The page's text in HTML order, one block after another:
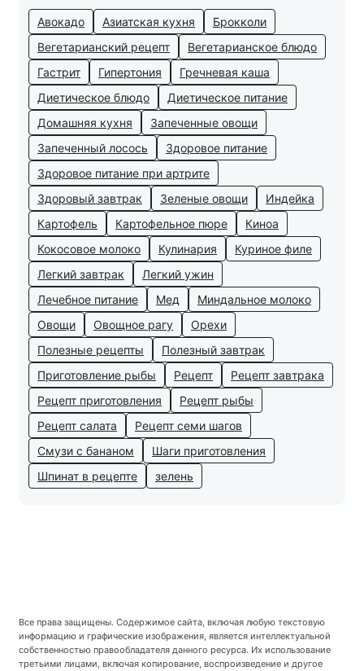
Авокадо Азиатская кухня
Брокколи
Вегетарианский рецепт
Вегетарианское блюдо
Гастрит
Гипертония
Гречневая каша
Диетическое блюдо
Диетическое питание
Домашняя кухня
Запеченные овощи
Запеченный лосось
Здоровое питание
Здоровое питание при артрите
Здоровый завтрак
Зеленые овощи
Индейка
Картофель
Картофельное пюре
Киноа
Кокосовое молоко
Кулинария
Куриное филе
Легкий завтрак
Легкий ужин
Лечебное питание
Мед
Миндальное молоко
Овощи
Овощное рагу
Орехи
Полезные рецепты
Полезный завтрак
Приготовление рыбы
Рецепт
Рецепт завтрака
Рецепт приготовления
Рецепт рыбы
Рецепт салата
Рецепт семи шагов
Смузи с бананом
Шаги приготовления
Шпинат в рецепте
зелень
Все права защищены. Содержимое сайта, включая любую текстовую
информацию и графические изображения, является интеллектуальной
собственностью правообладателя данного ресурса. Их использование
третьими лицами, включая копирование, воспроизведение и другое